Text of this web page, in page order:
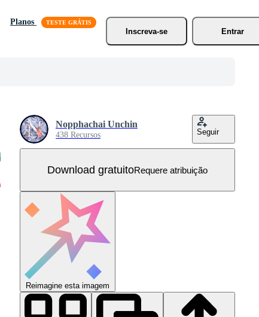
Planos
Inscreva-se
Entrar
Nopphachai Unchin
438 Recursos Seguir
Download gratuitoRequere atribuição
Reimagine esta imagem